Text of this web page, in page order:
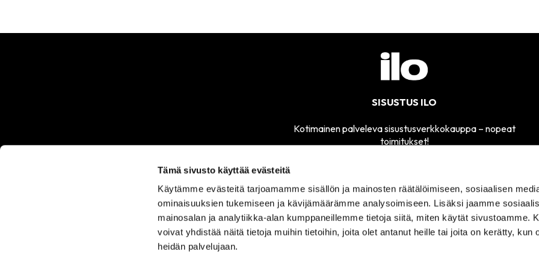
Tämä sivusto käyttää evästeitä
Käytämme evästeitä tarjoamamme sisällön ja mainosten räätälöimiseen, sosiaalisen
ominaisuuksien tukemiseen ja kävijämäärämme analysoimiseen. Lisäksi jaamme
mainosalan ja analytiikka-alan kumppaneillemme tietoja siitä, miten käytät sivustoamme.
voivat yhdistää näitä tietoja muihin tietoihin, joita olet antanut heille tai joita on kerätty, kun
heidän palvelujaan.
SISUSTUS ILO
Kotimainen palveleva sisustusverkkokauppa – nopeat
toimitukset!
ASIAKASPALVELU
050 555
0330
MYYMÄLÄMME
AVOINNA
TI-PE 11-17
SÄHKÖPOSTI
sisustusilo@sisustusilo.fi